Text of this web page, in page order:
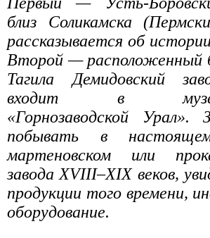
близ Соликамска
рассказывается об
Второй — расположенный
Тагила Демидовский
входит в музей-
«Горнозаводской
побывать в
мартеновском или
завода XVIII–XIX веков,
продукции того времени,
оборудование.